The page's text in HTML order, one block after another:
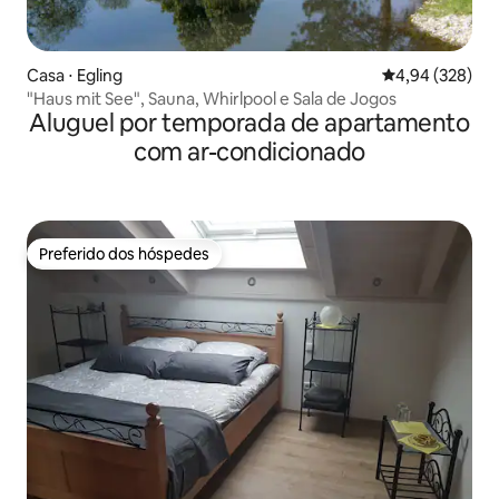
Casa ⋅ Egling 4,94 de uma
4,94 (328)
"Haus mit See", Sauna, Whirlpool e Sala de Jogos
Aluguel por temporada de apartamento
com ar-condicionado
Preferido dos hóspedes
Preferido dos hóspedes